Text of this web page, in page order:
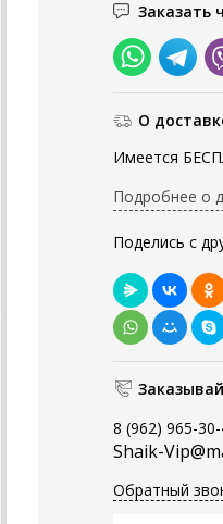
Заказать
О
Имеется
Подробнее о
Поделись с
8 (962) 965-30-
Shaik-
Обратный